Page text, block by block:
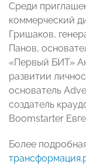
Среди
коммерческий
Гришаков,
Панов,
«Первый БИТ»
развитии
основатель
создатель
Boomstarter
Более